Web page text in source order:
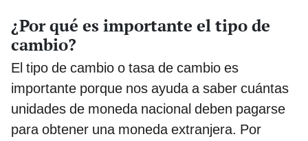
¿Por qué es importante el tipo de
cambio?
El tipo de cambio o tasa de cambio es
importante porque nos ayuda a saber cuántas
unidades de moneda nacional deben pagarse
para obtener una moneda extranjera. Por